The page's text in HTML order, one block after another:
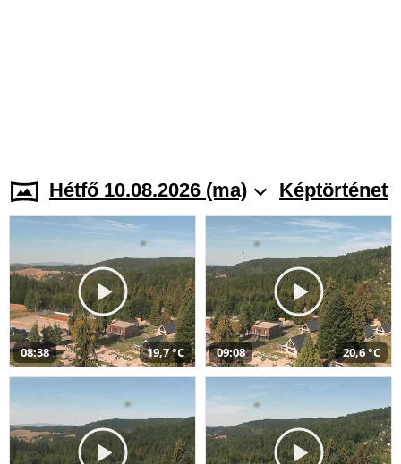
Hétfő 10.08.2026 (ma) Képtörténet
08:38 19,7 °C 09:08 20,6 °C